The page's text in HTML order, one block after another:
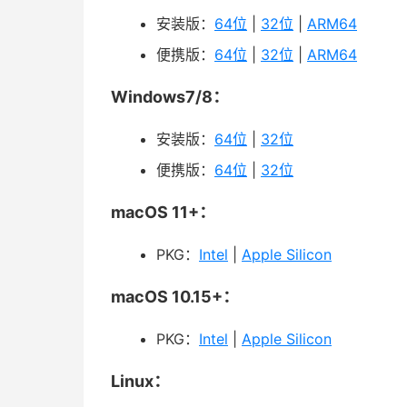
安装版： 64位 32位
ARM64
便携版： 64位 32位 ARM64
Windows7/8：
安装版： 64位
32位
便携版： 64位 32位
macOS 11+：
PKG： Intel Apple Silicon
macOS 10.15+：
PKG： Intel Apple Silicon
Linux：